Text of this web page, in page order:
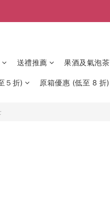
送禮推薦 果酒及氣泡茶
５折) 原箱優惠 (低至 8 折)